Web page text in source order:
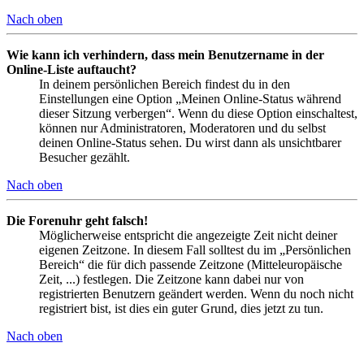
Nach oben
Wie kann ich verhindern, dass mein Benutzername in der
Online-Liste auftaucht?
In deinem persönlichen Bereich findest du in den
Einstellungen eine Option „Meinen Online-Status während
dieser Sitzung verbergen“. Wenn du diese Option einschaltest,
können nur Administratoren, Moderatoren und du selbst
deinen Online-Status sehen. Du wirst dann als unsichtbarer
Besucher gezählt.
Nach oben
Die Forenuhr geht falsch!
Möglicherweise entspricht die angezeigte Zeit nicht deiner
eigenen Zeitzone. In diesem Fall solltest du im „Persönlichen
Bereich“ die für dich passende Zeitzone (Mitteleuropäische
Zeit, ...) festlegen. Die Zeitzone kann dabei nur von
registrierten Benutzern geändert werden. Wenn du noch nicht
registriert bist, ist dies ein guter Grund, dies jetzt zu tun.
Nach oben